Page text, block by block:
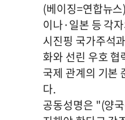
(베이징=연합뉴
이나·일본 등 각
시진핑 국가주석
화와 선린 우호
국제 관계의 기본
다.
공동성명은 "(양